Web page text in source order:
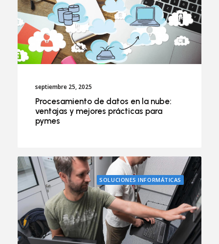
septiembre 25, 2025
Procesamiento de datos en la nube:
ventajas y mejores prácticas para
pymes
SOLUCIONES INFORMÁTICAS